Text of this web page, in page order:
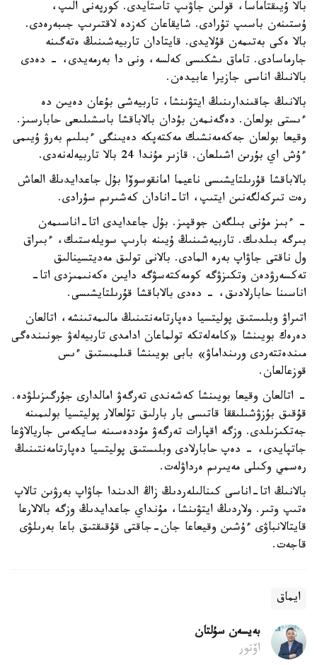
بالا ۇيىقتاماسا، قولىن جاۋىپ تاستايدى. كورپەنى الىپ،
ۇستىنەن باسىپ تۇرادى. شايقاعان كەزدە لاقتىرىپ جىبەرەدى.
بالا ەكى بەتىمەن قۇلايدى. قايتادان تاربيەشىنىڭ ەتەگىنە
جارماسادى. تاماق ىشكىسى كەلسە، ونى دا بەرمەيدى، - دەدى
بالانىڭ اناسى جازيرا عابيدەن.
بالانىڭ جاقىندارىنىڭ ايتۋىنشا، تاربيەشى بۇعان دەيىن دە
ءىستى بولعان. دەگەنمەن بۇدان بالاباقشا باسشىلىعى حابارسىز.
وقيعا بولعان جەكەمەنشىك مەكتەپكە دەيىنگى ءبىلىم بەرۋ ۇيىمى
ءۇش اي بۇرىن اشىلعان. قازىر مۇندا 24 بالا تاربيەلەنەدى.
بالاباقشا قۇرىلتايشىسى ناعيما امانقوسوۆا بۇل جاعدايدىڭ العاش
رەت تىركەلگەنىن ايتىپ، اتا-انادان كەشىرىم سۇرادى.
- ءبىز مۇنى بىلگەن جوقپىز. بۇل جاعدايدى اتا-اناسىمەن
بىرگە بىلدىك. تاربيەشىنىڭ ۇيىنە بارىپ سويلەستىك، ءبىراق
ول ناقتى جاۋاپ بەرە المادى. بالانى تولىق مەديتسينالىق
تەكسەرۋدەن وتكىزۋگە كومەكتەسۋگە دايىن ەكەنىمىزدى اتا-
اناسىنا حابارلادىق، - دەدى بالاباقشا قۇرىلتايشىسى.
اتىراۋ وبلىستىق پوليتسيا دەپارتامەنتىنىڭ مالىمەتىنشە، اتالعان
دەرەك بويىنشا «كامەلەتكە تولماعان ادامدى تاربيەلەۋ جونىندەگى
مىندەتتەردى ورىنداماۋ» بابى بويىنشا قىلمىستىق ءىس
قوزعالعان.
- اتالعان وقيعا بويىنشا كەشەندى تەرگەۋ امالدارى جۇرگىزىلۋدە.
قۇقىق بۇزۋشىلىققا قاتىسى بار بارلىق تۇلعالار پوليتسيا بولىمىنە
جەتكىزىلدى. وزگە اقپارات تەرگەۋ مۇددەسىنە سايكەس جاريالاۋعا
جاتپايدى، - دەپ حابارلادى وبلىستىق پوليتسيا دەپارتامەنتىنىڭ
رەسمي وكىلى مەيىرىم ەرداۋلەت.
بالانىڭ اتا-اناسى كىنالىلەردىڭ زاڭ الدىندا جاۋاپ بەرۋىن تالاپ
ەتىپ وتىر. ولاردىڭ ايتۋىنشا، مۇنداي جاعدايدىڭ وزگە بالالارعا
قايتالانباۋى ءۇشىن وقيعاعا جان-جاقتى قۇقىقتىق باعا بەرىلۋى
قاجەت.
ايماق
بەيسەن سۇلتان
اۆتور